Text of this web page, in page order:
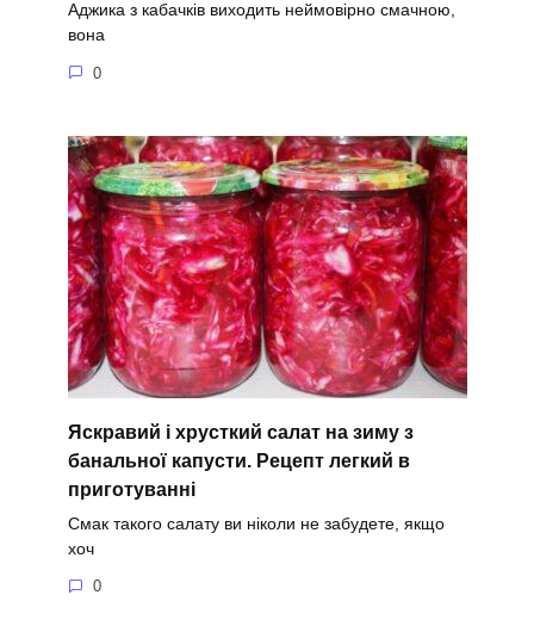
Аджика з кабачків виходить неймовірно смачною,
вона
0
Яскравий і хрусткий салат на зиму з
банальної капусти. Рецепт легкий в
приготуванні
Смак такого салату ви ніколи не забудете, якщо
хоч
0